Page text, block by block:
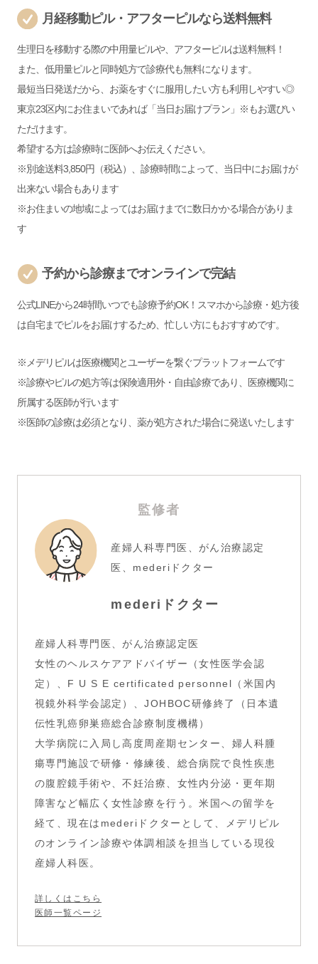
月経移動ピル・アフターピルなら送料無料
生理日を移動する際の中用量ピルや、アフターピルは送料無料！
また、低用量ピルと同時処方で診療代も無料になります。
最短当日発送だから、お薬をすぐに服用したい方も利用しやすい◎
東京23区内にお住まいであれば「当日お届けプラン」※もお選びい
ただけます。
希望する方は診療時に医師へお伝えください。
※別途送料3,850円（税込）、診療時間によって、当日中にお届けが
出来ない場合もあります
※お住まいの地域によってはお届けまでに数日かかる場合がありま
す
予約から診療までオンラインで完結
公式LINEから24時間いつでも診療予約OK！スマホから診療・処方後
は自宅までピルをお届けするため、忙しい方にもおすすめです。
※メデリピルは医療機関とユーザーを繋ぐプラットフォームです
※診療やピルの処方等は保険適用外・自由診療であり、医療機関に
所属する医師が行います
※医師の診療は必須となり、薬が処方された場合に発送いたします
監修者
産婦人科専門医、がん治療認定
医、mederiドクター
mederiドクター
産婦人科専門医、がん治療認定医
女性のヘルスケアアドバイザー（女性医学会認
定）、F U S E certificated personnel（米国内
視鏡外科学会認定）、JOHBOC研修終了（日本遺
伝性乳癌卵巣癌総合診療制度機構）
大学病院に入局し高度周産期センター、婦人科腫
瘍専門施設で研修・修練後、総合病院で良性疾患
の腹腔鏡手術や、不妊治療、女性内分泌・更年期
障害など幅広く女性診療を行う。米国への留学を
経て、現在はmederiドクターとして、メデリピル
のオンライン診療や体調相談を担当している現役
産婦人科医。
詳しくはこちら
医師一覧ページ